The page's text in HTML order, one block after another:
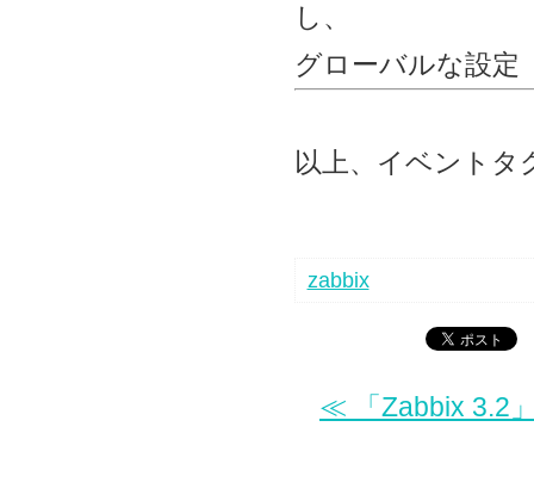
し、
グローバルな設定
以上、イベントタ
zabbix
≪ 「Zabbix 3.2